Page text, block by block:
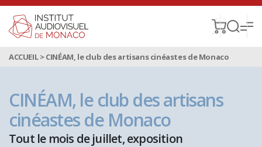
ACCUEIL>CINÉAM, le club des artisans cinéastes de Monaco
CINÉAM, le club des artisans
cinéastes de Monaco
Tout le mois de juillet, exposition